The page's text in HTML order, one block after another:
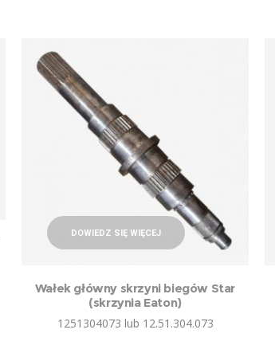
DOWIEDZ SIĘ WIĘCEJ
Wałek główny skrzyni biegów Star
(skrzynia Eaton)
1251304073 lub 12.51.304.073